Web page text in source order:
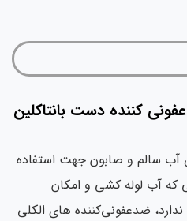
کننده دست بانتاکلین
و صابون جهت استفاده
لوله کشی و امکان
ضدعفونی‌کننده های الکلی